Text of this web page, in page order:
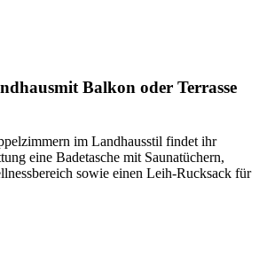
mit Balkon oder Terrasse
im Landhausstil findet ihr
eine Badetasche mit Saunatüchern,
sowie einen Leih-Rucksack für